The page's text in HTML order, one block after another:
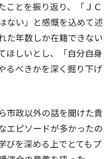
ことを振り返り、「ＪＣ
ない」と感慨を込めて述
た年数しか在籍できない
ほしいとし、「自分自身
るべきかを深く掘り下げ
市政以外の話を聞けた貴
エピソードが多かったの
びを深める上でとてもプ